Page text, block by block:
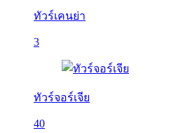
ทัวร์เคนย่า
3
ทัวร์จอร์เจีย
40